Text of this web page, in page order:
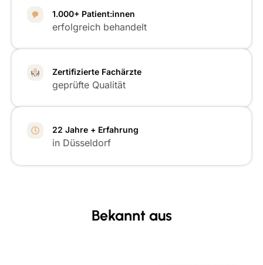
1.000+ Patient:innen
erfolgreich behandelt
Zertifizierte Fachärzte
geprüfte Qualität
22 Jahre + Erfahrung
in Düsseldorf
Bekannt aus